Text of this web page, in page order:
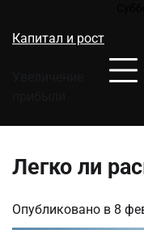
содержимому
Капитал и рост
Легко ли
Опубликовано в 8